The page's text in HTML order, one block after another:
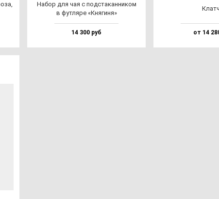
Набор для чая с под­ста­кан­ни­ком
в фут­ля­ре «Кня­ги­ня»
14 300 руб от 14